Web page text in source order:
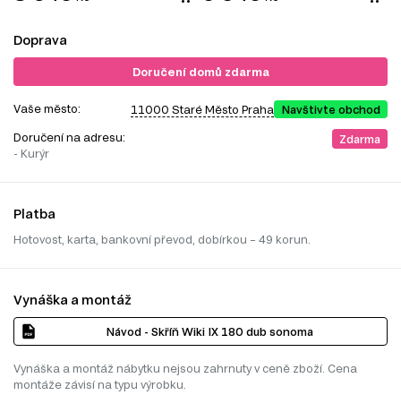
Doprava
Doručení domů zdarma
Vaše město: 11000 Staré Město Praha Navštivte obchod
Doručení na adresu:
- Kurýr
Zdarma
Platba
Hotovost, karta, bankovní převod, dobírkou – 49 korun.
Vynáška a montáž
Návod - Skříň Wiki IX 180 dub sonoma
Vynáška a montáž nábytku nejsou zahrnuty v ceně zboží. Cena
montáže závisí na typu výrobku.